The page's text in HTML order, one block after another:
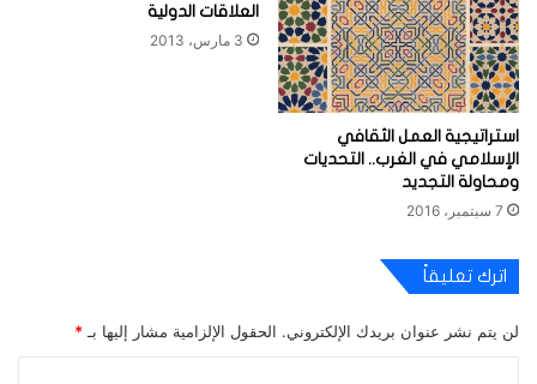
استراتيجية العمل الثقافي
الإسلامي في الغرب.. التحديات
ومحاولة التجديد
7 سبتمبر، 2016
العلاقات الدولية
3 مارس، 2013
اترك تعليقاً
لن يتم نشر عنوان بريدك الإلكتروني. الحقول الإلزامية مشار إليها بـ *